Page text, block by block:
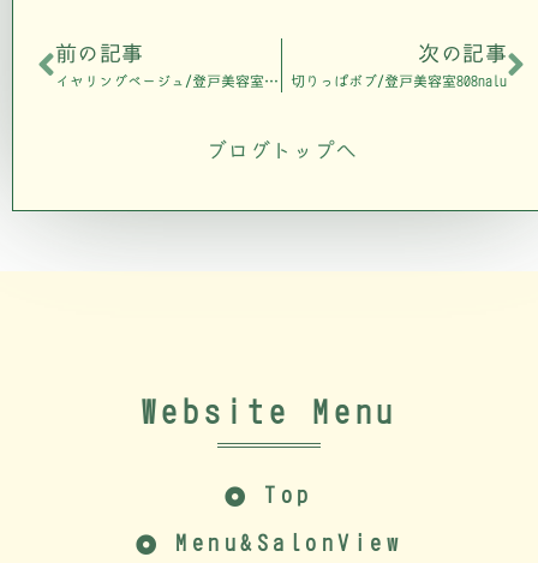
前の記事
イヤリングベージュ/登戸美容室808nalu
次の記事
切りっぱボブ/登戸美容室808nalu
ブログトップへ
Website Menu
Top
Menu&SalonView